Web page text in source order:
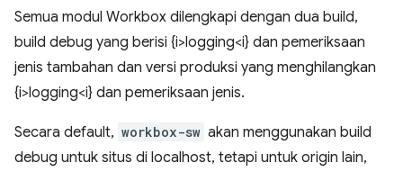
Semua modul Workbox dilengkapi dengan dua build,
build debug yang berisi {i>logging<i} dan pemeriksaan
jenis tambahan dan versi produksi yang menghilangkan
{i>logging<i} dan pemeriksaan jenis.
Secara default, workbox-sw akan menggunakan build
debug untuk situs di localhost, tetapi untuk origin lain,